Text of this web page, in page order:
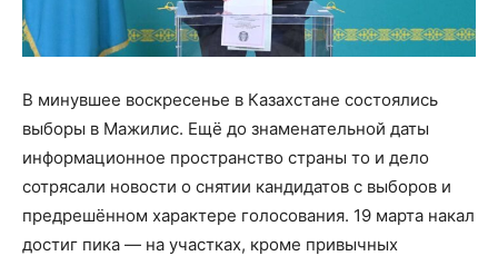
В минувшее воскресенье в Казахстане состоялись
выборы в Мажилис. Ещё до знаменательной даты
информационное пространство страны то и дело
сотрясали новости о снятии кандидатов с выборов и
предрешённом характере голосования. 19 марта накал
достиг пика — на участках, кроме привычных